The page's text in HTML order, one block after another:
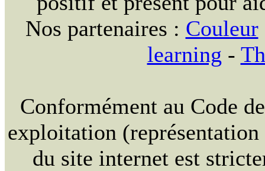
Nos partenaires : Couleur
learning -
Conformément au Code
exploitation
du site internet est